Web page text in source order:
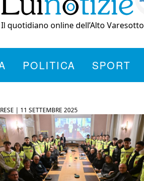
Il quotidiano online dell’Alto Varesotto
POLITICA SPORT
| 11 SETTEMBRE 2025